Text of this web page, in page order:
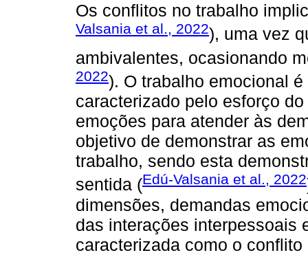
Os conflitos no trabalho
Valsania et al., 2022), uma vez
ambivalentes, ocasionando
2022). O trabalho emocional
caracterizado pelo esforço
emoções para atender às
objetivo de demonstrar as
trabalho, sendo esta
sentida (Edú-Valsania et al., 2022
dimensões, demandas
das interações interpessoais
caracterizada como o